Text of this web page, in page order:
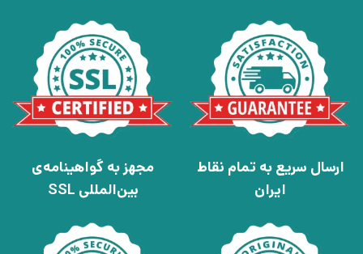
ارسال سریع به تمام نقاط
ایران
مجهز به گواهینامه‌ی
بین‌المللی SSL